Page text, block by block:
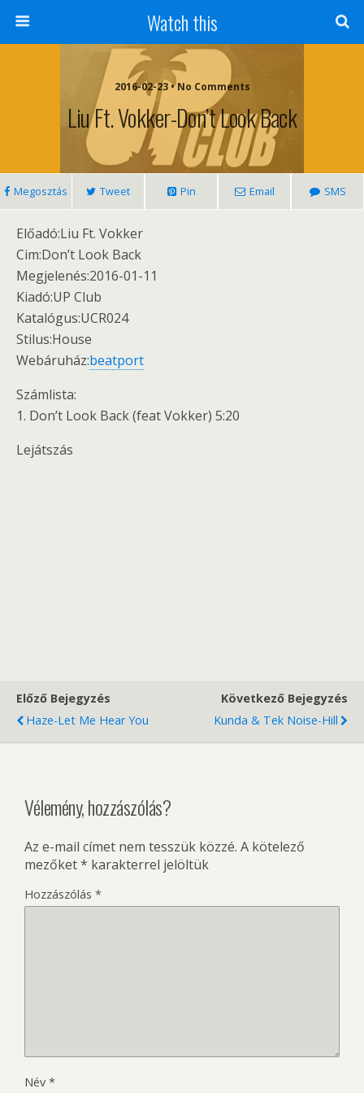
Watch this
2016-02-23 • No Comments
Liu Ft. Vokker-Don’t Look Back
Megosztás Tweet Pin Email SMS
Előadó:Liu Ft. Vokker
Cim:Don’t Look Back
Megjelenés:2016-01-11
Kiadó:UP Club
Katalógus:UCR024
Stilus:House
Webáruház:beatport
Számlista:
1. Don’t Look Back (feat Vokker) 5:20
Lejátszás
Előző Bejegyzés
Haze-Let Me Hear You
Következő Bejegyzés
Kunda & Tek Noise-Hill
Vélemény, hozzászólás?
Az e-mail címet nem tesszük közzé. A kötelező
mezőket* karakterrel jelöltük
Hozzászólás *
Név *